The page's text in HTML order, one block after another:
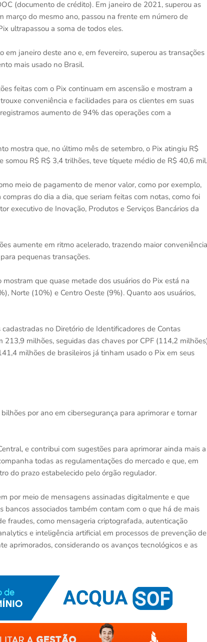
(documento de crédito). Em janeiro de 2021, superou as
março do mesmo ano, passou na frente em número de
ultrapassou a soma de todos eles.
janeiro deste ano e, em fevereiro, superou as transações
mais usado no Brasil.
feitas com o Pix continuam em ascensão e mostram a
conveniência e facilidades para os clientes em suas
aumento de 94% das operações com a
mostra que, no último mês de setembro, o Pix atingiu R$
R$ R$ 3,4 trilhões, teve tíquete médio de R$ 40,6 mil.
meio de pagamento de menor valor, como por exemplo,
do dia a dia, que seriam feitas com notas, como foi
executivo de Inovação, Produtos e Serviços Bancários da
aumente em ritmo acelerado, trazendo maior conveniência
pequenas transações.
que quase metade dos usuários do Pix está na
Norte (10%) e Centro Oeste (9%). Quanto aos usuários,
no Diretório de Identificadores de Contas
milhões, seguidas das chaves por CPF (114,2
milhões de brasileiros já tinham usado o Pix em seus
por ano em cibersegurança para aprimorar e tornar
e contribui com sugestões para aprimorar ainda mais a
todas as regulamentações do mercado e que, em
do prazo estabelecido pelo órgão regulador.
por meio de mensagens assinadas digitalmente e que
associados também contam com o que há de mais
fraudes, como mensageria criptografada, autenticação
e inteligência artificial em processos de prevenção de
aprimorados, considerando os avanços tecnológicos e as